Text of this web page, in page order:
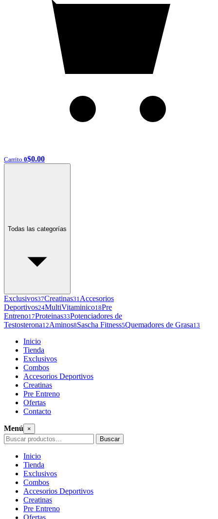
Carrito 0$0.00
Todas las categorías
Exclusivos37Creatinas31Accesorios
Deportivos24MultiVitaminico18Pre
Entreno17Proteinas33Potenciadores de
Testosterona12Aminos8Sascha Fitness5Quemadores de Grasa13
Inicio
Tienda
Exclusivos
Combos
Accesorios Deportivos
Creatinas
Pre Entreno
Ofertas
Contacto
Menú ×
Buscar
por:
Buscar
Inicio
Tienda
Exclusivos
Combos
Accesorios Deportivos
Creatinas
Pre Entreno
Ofertas